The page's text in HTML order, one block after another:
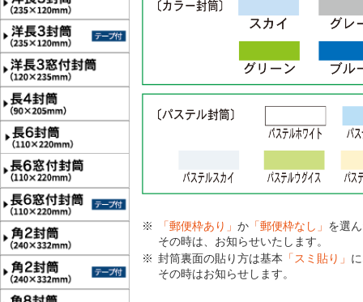
「郵便枠あり」 か 「郵便枠なし」 を選
その時は、お知らせいたします。
封筒裏面の貼り方は基本 「スミ貼り」
その時はお知らせします。